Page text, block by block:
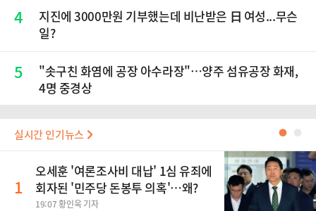
4
지진에 3000만원 기부했는데 비난받은 日 여성...무슨
일?
5
"솟구친 화염에 공장 아수라장"…양주 섬유공장 화재,
4명 중경상
실시간 인기뉴스 ●
1
오세훈 '여론조사비 대납' 1심 유죄에
회자된 '민주당 돈봉투 의혹'…왜?
19:07 황인욱 기자